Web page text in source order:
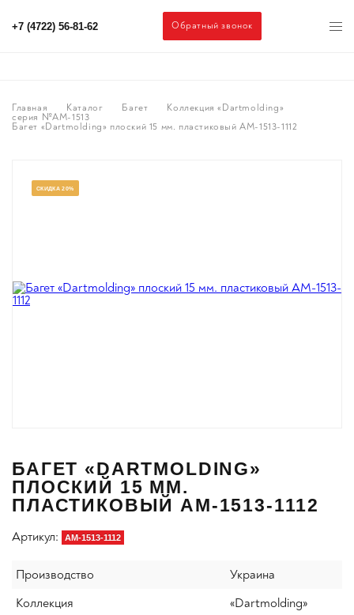
+7 (4722) 56-81-62 Обратный звонок
Главная Каталог Багет
Коллекция «Dartmolding»
серия №AM-1513
Багет «Dartmolding» плоский 15 мм. пластиковый AM-1513-1112
СКИДКА 20%
БАГЕТ «DARTMOLDING»
ПЛОСКИЙ 15 ММ.
ПЛАСТИКОВЫЙ AM-1513-1112
Артикул: AM-1513-1112
Производство
Украина
Коллекция
«Dartmolding»